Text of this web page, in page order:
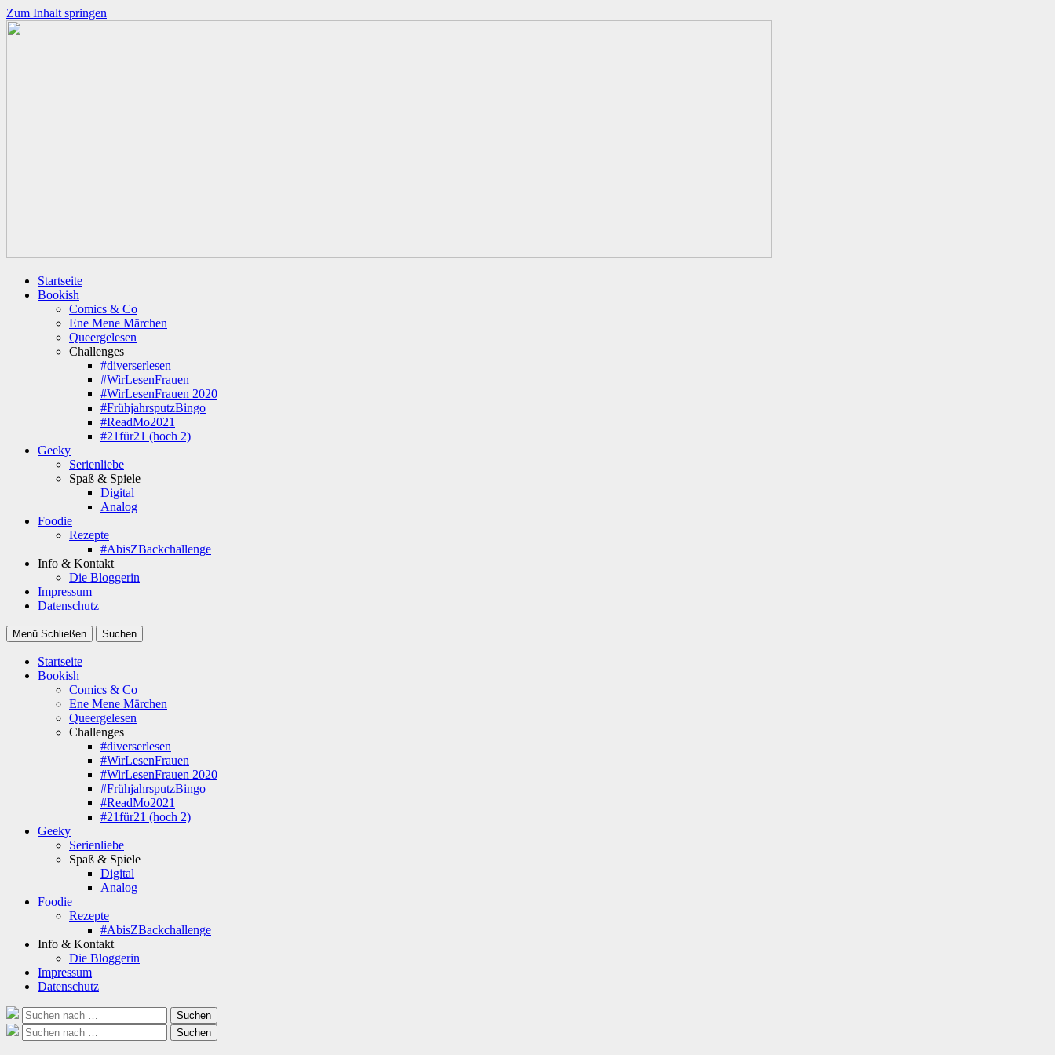
Zum Inhalt springen
Startseite
Bookish
Comics & Co
Ene Mene Märchen
Queergelesen
Challenges
#diverserlesen
#WirLesenFrauen
#WirLesenFrauen 2020
#FrühjahrsputzBingo
#ReadMo2021
#21für21 (hoch 2)
Geeky
Serienliebe
Spaß & Spiele
Digital
Analog
Foodie
Rezepte
#AbisZBackchallenge
Info & Kontakt
Die Bloggerin
Impressum
Datenschutz
Menü Schließen Suchen
Startseite
Bookish
Comics & Co
Ene Mene Märchen
Queergelesen
Challenges
#diverserlesen
#WirLesenFrauen
#WirLesenFrauen 2020
#FrühjahrsputzBingo
#ReadMo2021
#21für21 (hoch 2)
Geeky
Serienliebe
Spaß & Spiele
Digital
Analog
Foodie
Rezepte
#AbisZBackchallenge
Info & Kontakt
Die Bloggerin
Impressum
Datenschutz
Suche
nach:
Suchen
Suche
nach:
Suchen